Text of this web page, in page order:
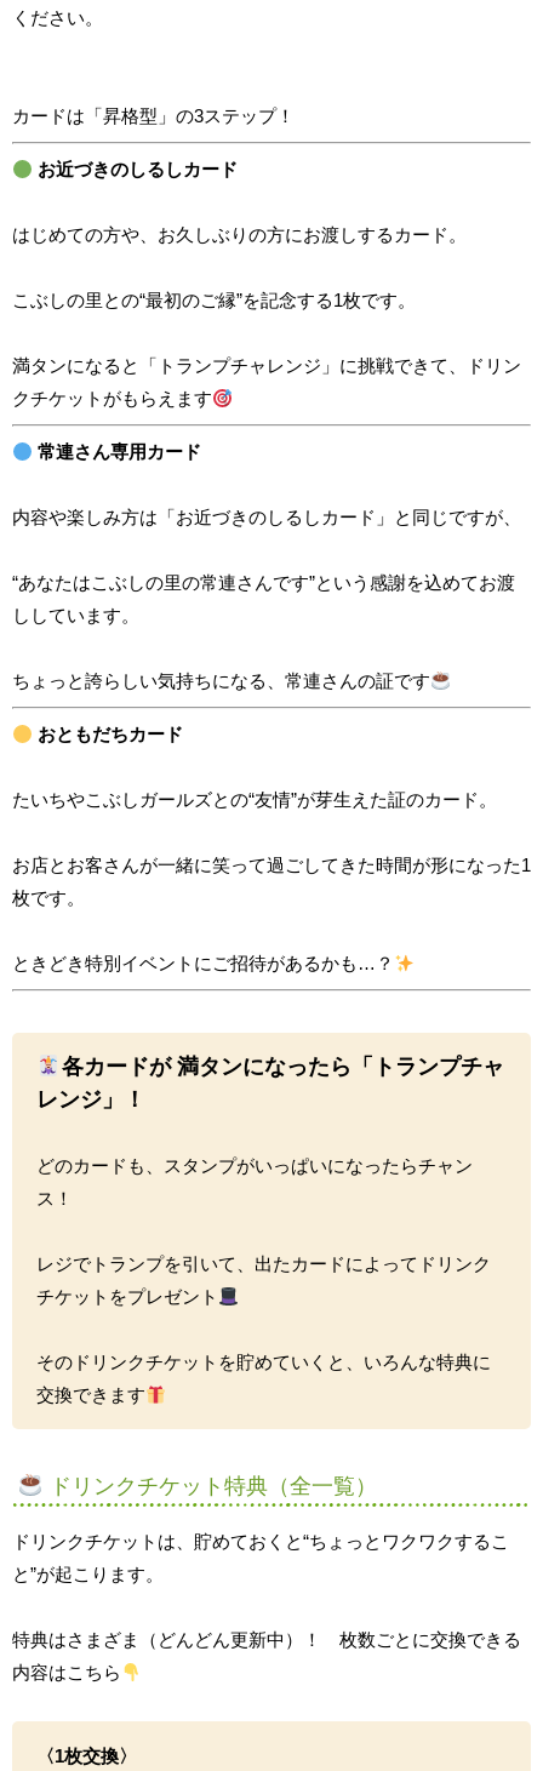
ください。
カードは「昇格型」の3ステップ！
お近づきのしるしカード
はじめての方や、お久しぶりの方にお渡しするカード。
こぶしの里との“最初のご縁”を記念する1枚です。
満タンになると「トランプチャレンジ」に挑戦できて、ドリン
クチケットがもらえます
常連さん専用カード
内容や楽しみ方は「お近づきのしるしカード」と同じですが、
“あなたはこぶしの里の常連さんです”という感謝を込めてお渡
ししています。
ちょっと誇らしい気持ちになる、常連さんの証です
おともだちカード
たいちやこぶしガールズとの“友情”が芽生えた証のカード。
お店とお客さんが一緒に笑って過ごしてきた時間が形になった1
枚です。
ときどき特別イベントにご招待があるかも…？
各カードが 満タンになったら「トランプチャ
レンジ」！
どのカードも、スタンプがいっぱいになったらチャン
ス！
レジでトランプを引いて、出たカードによってドリンク
チケットをプレゼント
そのドリンクチケットを貯めていくと、いろんな特典に
交換できます
ドリンクチケット特典（全一覧）
ドリンクチケットは、貯めておくと“ちょっとワクワクするこ
と”が起こります。
特典はさまざま（どんどん更新中）！ 枚数ごとに交換できる
内容はこちら
〈1枚交換〉